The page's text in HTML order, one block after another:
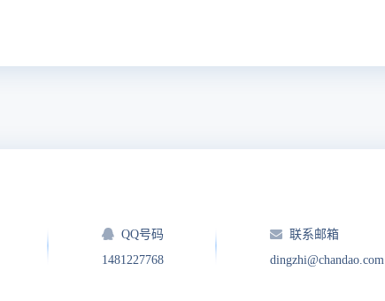
QQ号码
1481227768
联系邮箱
dingzhi@chandao.com